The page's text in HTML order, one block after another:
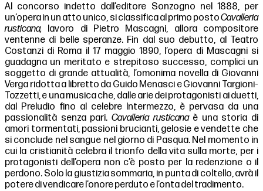
Al concorso indetto dall’editore Sonzogno nel 1888, per
un’opera in un atto unico, si classifica al primo postoCavalleria
rusticana, lavoro di Pietro Mascagni, allora compositore
ventenne di belle speranze. Fin dal suo debutto, al Teatro
Costanzi di Roma il 17 maggio 1890, l’opera di Mascagni si
guadagna un meritato e strepitoso successo, complici un
soggetto di grande attualità, l’omonima novella di Giovanni
Verga ridotta a libretto da Guido Menasci e Giovanni Targioni-
Tozzetti, e una musica che, dalle arie dei protagonisti ai duetti,
dal Preludio fino al celebre Intermezzo, è pervasa da una
passionalità senza pari. Cavalleria rusticanaè una storia di
amori tormentati, passioni brucianti, gelosie e vendette che
si conclude nel sangue nel giorno di Pasqua. Nel momento in
cui la cristianità celebra il trionfo della vita sulla morte, per i
protagonisti dell’opera non c’è posto per la redenzione o il
perdono. Solo la giustizia sommaria, in punta di coltello, avrà il
potere di vendicare l’onore perduto e l’onta del tradimento.